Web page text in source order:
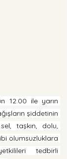
12.00 ile yarın
şiddetinin
taşkın, dolu,
olumsuzluklara
tedbirli